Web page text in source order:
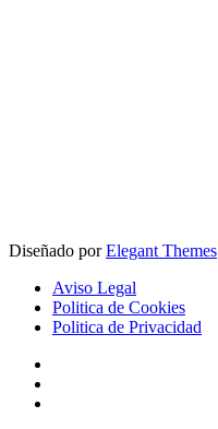
Diseñado porElegant Themes
Aviso Legal
Politica de Cookies
Politica de Privacidad